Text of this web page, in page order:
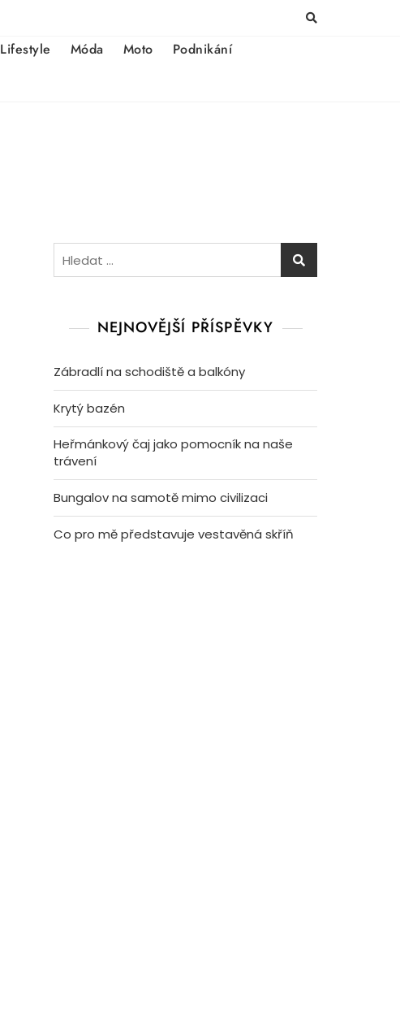
Lifestyle Móda Moto Podnikání
NEJNOVĚJŠÍ PŘÍSPĚVKY
Zábradlí na schodiště a balkóny
Krytý bazén
Heřmánkový čaj jako pomocník na naše
trávení
Bungalov na samotě mimo civilizaci
Co pro mě představuje vestavěná skříň